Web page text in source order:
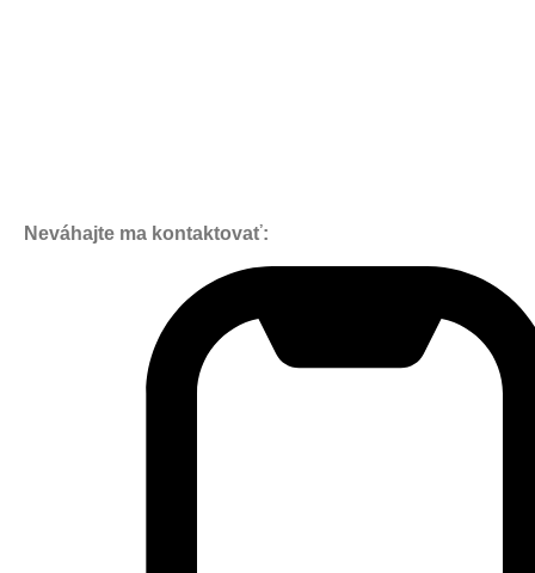
Neváhajte ma kontaktovať: